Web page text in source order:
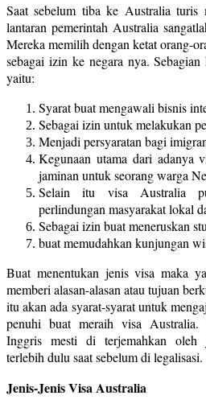
Saat sebelum tiba ke Australia turis
lantaran pemerintah Australia
Mereka memilih dengan ketat orang-
sebagai izin ke negara nya.
yaitu:
Syarat buat mengawali bisnis
Sebagai izin untuk melakukan
Menjadi persyaratan bagi
Kegunaan utama dari adanya
jaminan untuk seorang warga
Selain itu visa Australia
perlindungan masyarakat lokal
Sebagai izin buat meneruskan
buat memudahkan kunjungan
Buat menentukan jenis visa maka
memberi alasan-alasan atau tujuan
itu akan ada syarat-syarat untuk
penuhi buat meraih visa Australia.
Inggris mesti di terjemahkan oleh
terlebih dulu saat sebelum di legalisasi.
Jenis-Jenis Visa Australia